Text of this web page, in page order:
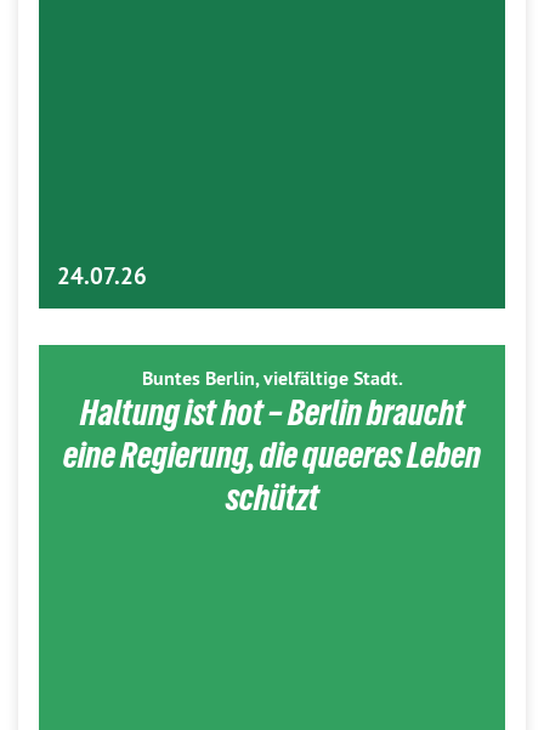
24.07.26
Buntes Berlin, vielfältige Stadt.
Haltung ist hot – Berlin braucht
eine Regierung, die queeres Leben
schützt